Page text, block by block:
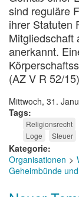
sind reguläre
ihrer Statuten
Mitgliedschaft
anerkannt.
(AZ V R 52/
Mittwoch, 31.
Tags
Religionsrecht
Loge
Steuer
Kategorie
Organisationen
Geheimbünde